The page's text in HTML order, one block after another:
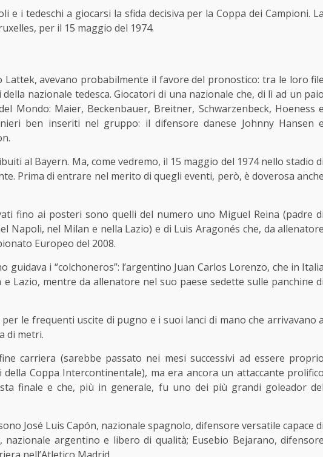
e i tedeschi a giocarsi la sfida decisiva per la Coppa dei Campioni. La
per il 15 maggio del 1974.
avevano probabilmente il favore del pronostico: tra le loro file
nazionale tedesca. Giocatori di una nazionale che, di lì ad un paio
Mondo: Maier, Beckenbauer, Breitner, Schwarzenbeck, Hoeness e
ben inseriti nel gruppo: il difensore danese Johnny Hansen e
al Bayern. Ma, come vedremo, il 15 maggio del 1974 nello stadio di
Prima di entrare nel merito di quegli eventi, però, è doverosa anche
fino ai posteri sono quelli del numero uno Miguel Reina (padre di
Napoli, nel Milan e nella Lazio) e di Luis Aragonés che, da allenatore
Europeo del 2008.
guidava i “colchoneros”: l’argentino Juan Carlos Lorenzo, che in Italia
Lazio, mentre da allenatore nel suo paese sedette sulle panchine di
le frequenti uscite di pugno e i suoi lanci di mano che arrivavano a
di metri.
carriera (sarebbe passato nei mesi successivi ad essere proprio
della Coppa Intercontinentale), ma era ancora un attaccante prolifico
finale e che, più in generale, fu uno dei più grandi goleador del
José Luis Capón, nazionale spagnolo, difensore versatile capace di
argentino e libero di qualità; Eusebio Bejarano, difensore